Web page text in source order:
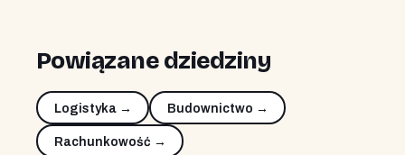
Powiązane dziedziny
Logistyka → Budownictwo →
Rachunkowość →